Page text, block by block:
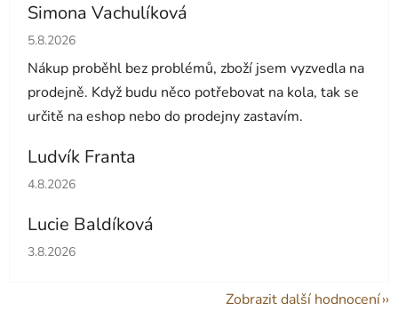
Simona Vachulíková
Hodnocení obchodu je 5 z 5 hvězdiček.
5.8.2026
Nákup proběhl bez problémů, zboží jsem vyzvedla na
prodejně. Když budu něco potřebovat na kola, tak se
určitě na eshop nebo do prodejny zastavím.
Ludvík Franta
Hodnocení obchodu je 5 z 5 hvězdiček.
4.8.2026
Lucie Baldíková
Hodnocení obchodu je 5 z 5 hvězdiček.
3.8.2026
Zobrazit další hodnocení